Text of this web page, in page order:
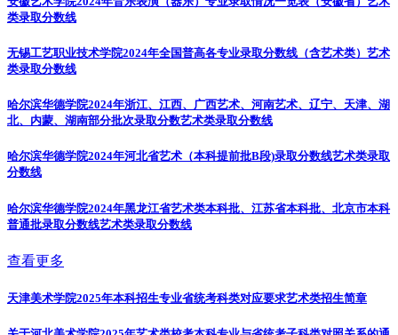
类录取分数线
无锡工艺职业技术学院2024年全国普高各专业录取分数线（含艺术类） 艺术
类录取分数线
哈尔滨华德学院2024年浙江、江西、广西艺术、河南艺术、辽宁、天津、湖
北、内蒙、湖南部分批次录取分数艺术类录取分数线
哈尔滨华德学院2024年河北省艺术（本科提前批B段)录取分数线艺术类录取
分数线
哈尔滨华德学院2024年黑龙江省艺术类本科批、江苏省本科批、北京市本科
普通批录取分数线艺术类录取分数线
查看更多
天津美术学院2025年本科招生专业省统考科类对应要求艺术类招生简章